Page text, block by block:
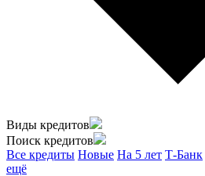
Виды кредитов
Поиск кредитов
Все кредиты Новые На 5 лет Т-Банк
ещё